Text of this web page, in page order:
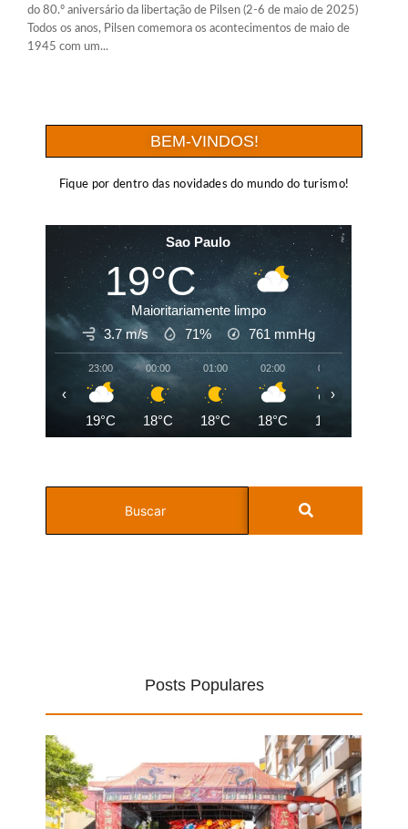
do 80.º aniversário da libertação de Pilsen (2-6 de maio de 2025)
Todos os anos, Pilsen comemora os acontecimentos de maio de
1945 com um...
BEM-VINDOS!
Fique por dentro das novidades do mundo do turismo!
Sao Paulo
19°C
Maioritariamente limpo
3.7 m/s
71% 761 mmHg
23:00
19°C
00:00
18°C
01:00
18°C
02:00
18°C
03:00
18°C
‹ ›
Posts Populares